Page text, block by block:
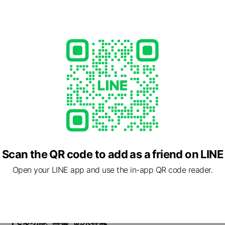
Pe多功能" 無毒 "防水容襯
Scan the QR code to add as a friend on LINE
Open your LINE app and use the in-app QR code reader.